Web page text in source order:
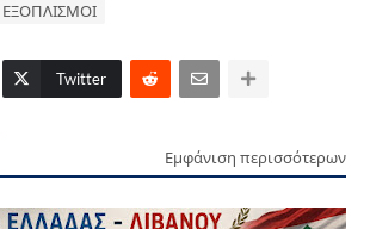
ΕΞΟΠΛΙΣΜΟΙ
Twitter
Εμφάνιση περισσότερων